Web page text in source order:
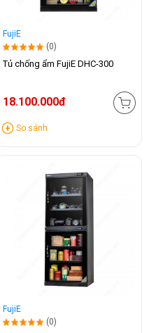
FujiE
(0)
Tủ chống ẩm FujiE DHC-300
18.100.000đ
So sánh
FujiE
(0)